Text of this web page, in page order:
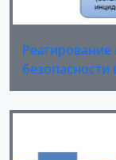
безопасности